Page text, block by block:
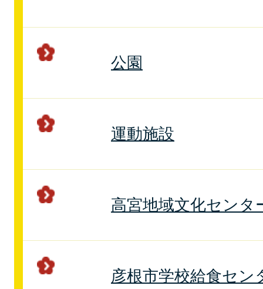
公園
運動施設
高宮地域文化センタ
彦根市学校給食セン